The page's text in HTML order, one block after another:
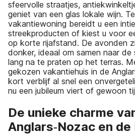
sfeervolle straatjes,
geniet van een glas lokale wijn.
vakantiewoning bereidt u een
streekproducten of kiest u voor
op korte rijafstand. De avonden
donker, ideaal om samen naar
lang na te praten op het terras.
gekozen vakantiehuis in de
kort verblijf al snel een
nu een jubileum viert of gewoon
De unieke charme
Anglars‑Nozac en de